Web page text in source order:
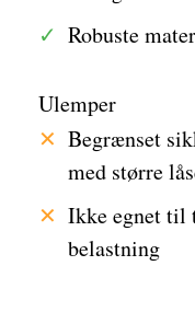
Robuste
Ulemper
Begrænset
med større
Ikke egnet til
belastning